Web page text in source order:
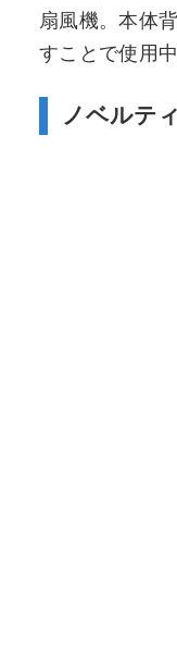
扇風機。本体
すことで使用
ノベルテ